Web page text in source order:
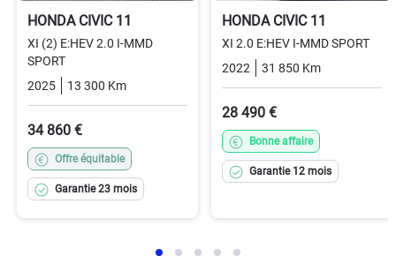
HONDA CIVIC 11
XI (2) E:HEV 2.0 I-MMD
SPORT
2025
13 300 Km Hybrid_essence_electric
34 860 €
Offre équitable
Garantie 23 mois
HONDA CIVIC 11
XI 2.0 E:HEV I-MMD SPORT
2022
31 850 Km
28 490 €
Bonne affaire
Garantie 12 mois